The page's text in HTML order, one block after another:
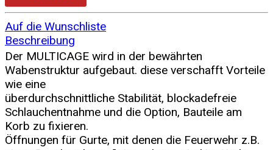
Auf die Wunschliste
Beschreibung
Der MULTICAGE wird in der bewährten
Wabenstruktur aufgebaut. diese verschafft Vorteile
wie eine
überdurchschnittliche Stabilität, blockadefreie
Schlauchentnahme und die Option, Bauteile am
Korb zu fixieren.
Öffnungen für Gurte, mit denen die Feuerwehr z.B.